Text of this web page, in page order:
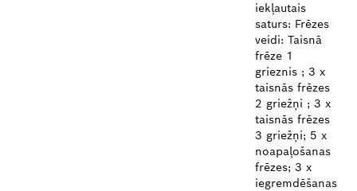
iekļautais
saturs: Frēzes
veidi: Taisnā
frēze 1
grieznis ; 3 x
taisnās frēzes
2 griežņi ; 3 x
taisnās frēzes
3 griežņi; 5 x
noapaļošanas
frēzes; 3 x
iegremdēšanas